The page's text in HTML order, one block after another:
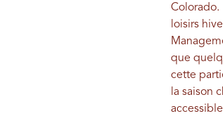
Colorado.
loisirs
que
cette
la saison